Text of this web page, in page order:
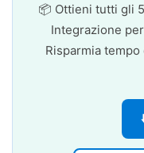
📦 Ottieni tutti gli
Integrazione
Risparmia